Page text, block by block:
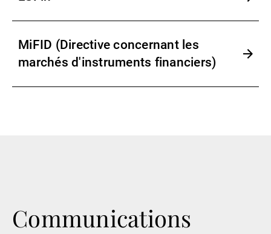
MiFID (Directive concernant les
marchés d'instruments financiers)
Communications